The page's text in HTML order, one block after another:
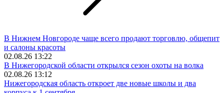
В Нижнем Новгороде чаще всего продают торговлю, общепит
и салоны красоты
02.08.26 13:22
В Нижегородской области открылся сезон охоты на волка
02.08.26 13:12
Нижегородская область откроет две новые школы и два